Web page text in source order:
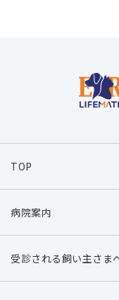
TOP
病院案内
受診される飼い主さま